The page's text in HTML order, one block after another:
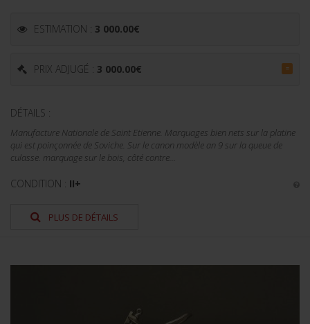
ESTIMATION : 3 000.00€
PRIX ADJUGÉ : 3 000.00€ =
DÉTAILS :
Manufacture Nationale de Saint Etienne. Marquages bien nets sur la platine
qui est poinçonnée de Soviche. Sur le canon modèle an 9 sur la queue de
culasse. marquage sur le bois, côté contre...
CONDITION : II+
PLUS DE DÉTAILS